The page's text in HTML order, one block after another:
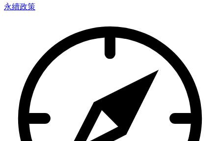
永續政策